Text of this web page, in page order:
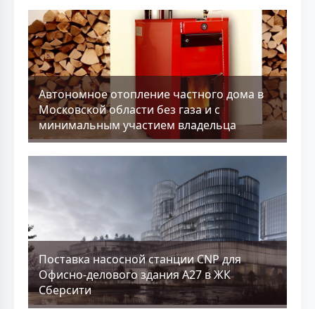
Aвтономное отопление частного дома в
Московской области без газа и с
минимальным участием владельца
Поставка насосной станции CNP для
Офисно-делового здания А27 в ЖК
Сберсити